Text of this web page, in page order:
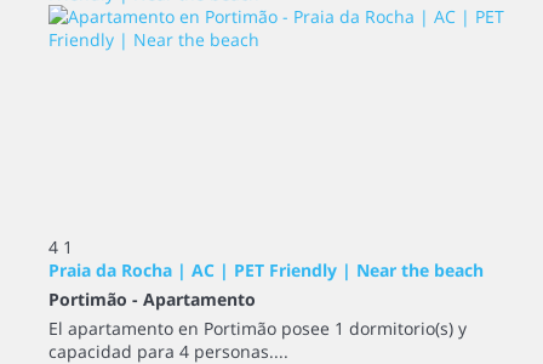
4 1
Praia da Rocha | AC | PET Friendly | Near the beach
Portimão - Apartamento
El apartamento en Portimão posee 1 dormitorio(s) y
capacidad para 4 personas....